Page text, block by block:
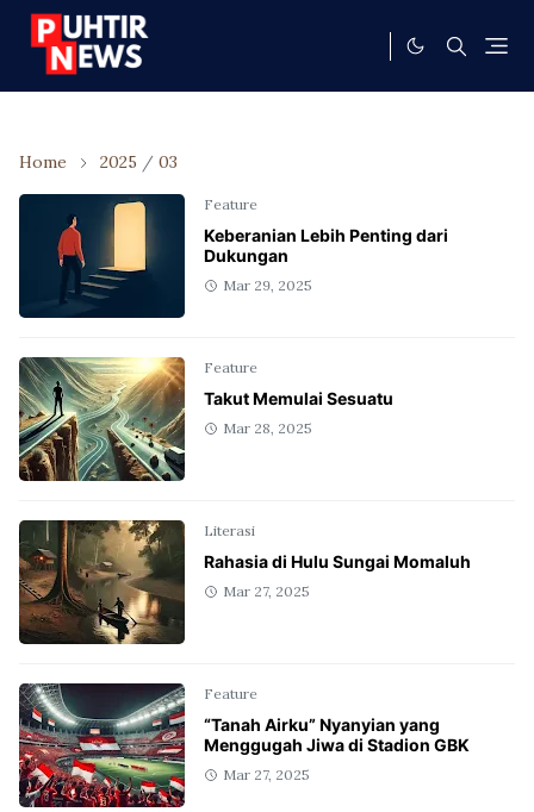
Home 2025 / 03
Feature
Keberanian Lebih Penting dari
Dukungan
Mar 29, 2025
Feature
Takut Memulai Sesuatu
Mar 28, 2025
Literasi
Rahasia di Hulu Sungai Momaluh
Mar 27, 2025
Feature
“Tanah Airku” Nyanyian yang
Menggugah Jiwa di Stadion GBK
Mar 27, 2025